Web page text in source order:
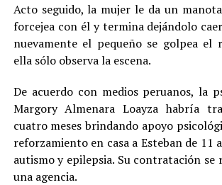
Acto seguido, la mujer le da un
forcejea con él y termina dejándolo
nuevamente el pequeño se golpea el
ella sólo observa la escena.
De acuerdo con medios peruanos, la
Margory Almenara Loayza habría
cuatro meses brindando apoyo
reforzamiento en casa a Esteban de 11
autismo y epilepsia. Su contratación se
una agencia.